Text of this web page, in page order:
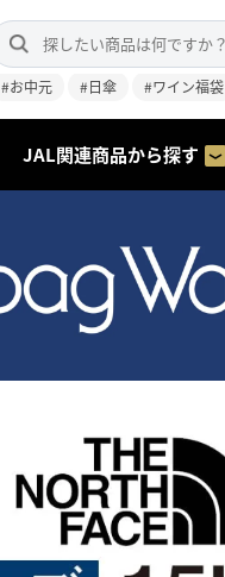
#お中元 #日傘 #ワイン福袋
JAL関連商品から探す